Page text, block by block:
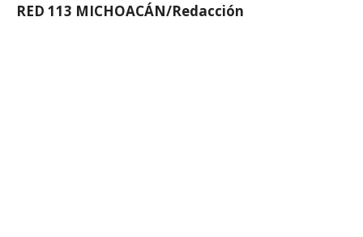
RED 113 MICHOACÁN/Redacción